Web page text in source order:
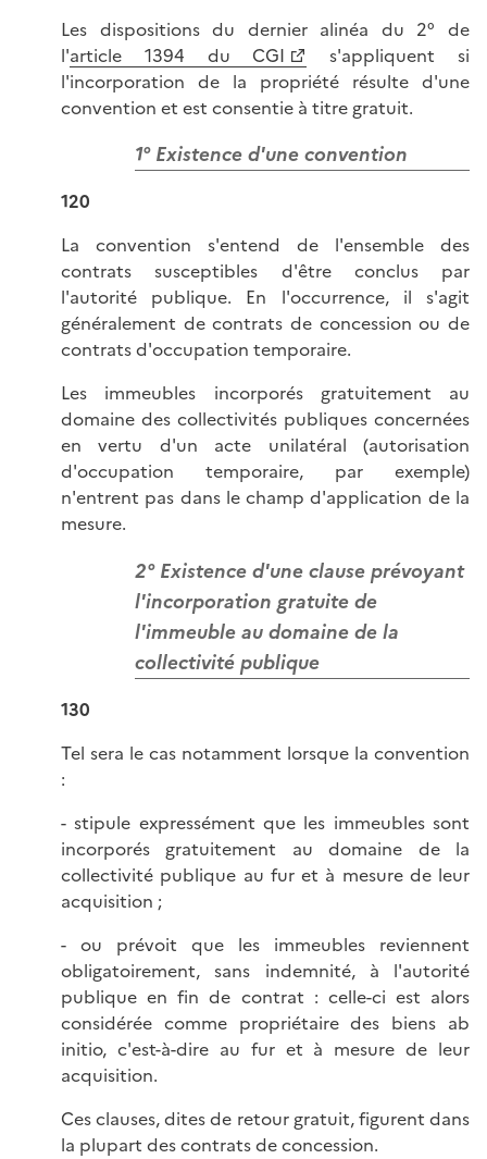
Les dispositions du dernier alinéa du 2° de
l'article 1394 du CGI
s'appliquent si
l'incorporation de la propriété résulte d'une
convention et est consentie à titre gratuit.
1° Existence d'une convention
120
La convention s'entend de l'ensemble des
contrats susceptibles d'être conclus par
l'autorité publique. En l'occurrence, il s'agit
généralement de contrats de concession ou de
contrats d'occupation temporaire.
Les immeubles incorporés gratuitement au
domaine des collectivités publiques concernées
en vertu d'un acte unilatéral (autorisation
d'occupation temporaire, par exemple)
n'entrent pas dans le champ d'application de la
mesure.
2° Existence d'une clause prévoyant
l'incorporation gratuite de
l'immeuble au domaine de la
collectivité publique
130
Tel sera le cas notamment lorsque la convention
:
- stipule expressément que les immeubles sont
incorporés gratuitement au domaine de la
collectivité publique au fur et à mesure de leur
acquisition ;
- ou prévoit que les immeubles reviennent
obligatoirement, sans indemnité, à l'autorité
publique en fin de contrat : celle-ci est alors
considérée comme propriétaire des biens ab
initio, c'est-à-dire au fur et à mesure de leur
acquisition.
Ces clauses, dites de retour gratuit, figurent dans
la plupart des contrats de concession.